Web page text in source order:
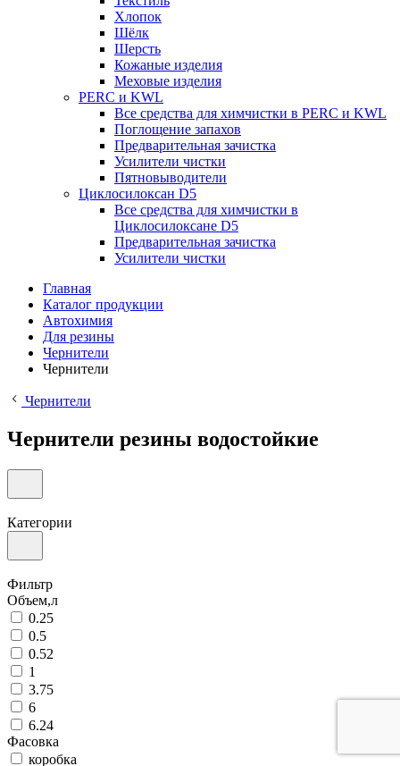
Хлопок
Шёлк
Шерсть
Кожаные изделия
Меховые изделия
PERC и KWL
Все средства для химчистки в PERC и KWL
Поглощение запахов
Предварительная зачистка
Усилители чистки
Пятновыводители
Циклосилоксан D5
Все средства для химчистки в
Циклосилоксане D5
Предварительная зачистка
Усилители чистки
Главная
Каталог продукции
Автохимия
Для резины
Чернители
Чернители
Чернители
Чернители резины водостойкие
Категории
Фильтр
Объем,л
0.25
0.5
0.52
1
3.75
6
6.24
Фасовка
коробка